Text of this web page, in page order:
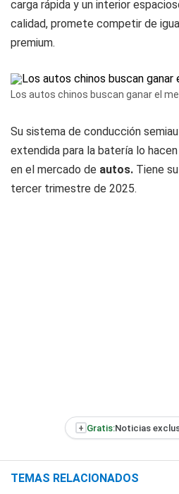
carga rápida y un interior
calidad, promete competir de
premium.
Los autos chinos buscan ganar el
Su sistema de conducción
extendida para la batería lo
en el mercado de autos. Tiene
tercer trimestre de 2025.
+ Gratis:Noticias
TEMAS RELACIONADOS